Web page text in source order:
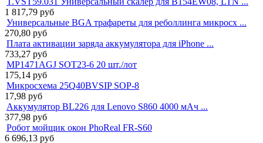
1 817,79 руб
Универсальные BGA трафареты для реболлинга микросх ...
270,80 руб
Плата активации заряда аккумулятора для iPhone ...
733,27 руб
MP1471AGJ SOT23-6 20 шт./лот
175,14 руб
Микросхема 25Q40BVSIP SOP-8
17,98 руб
Аккумулятор BL226 для Lenovo S860 4000 мАч ...
377,98 руб
Робот мойщик окон PhoReal FR-S60
6 696,13 руб